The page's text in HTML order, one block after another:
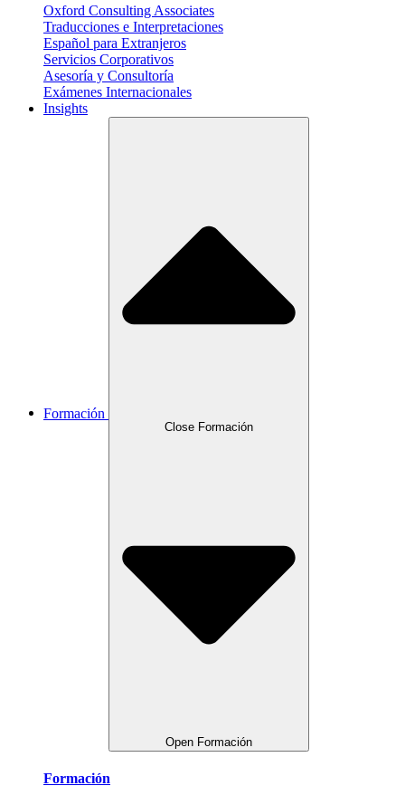
Oxford Consulting Associates
Traducciones e Interpretaciones
Español para Extranjeros
Servicios Corporativos
Asesoría y Consultoría
Exámenes Internacionales
Insights
Formación
Close Formación
Open Formación
Formación